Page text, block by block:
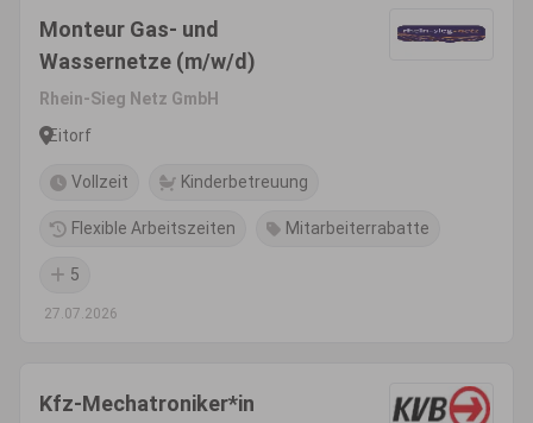
Monteur Gas- und
Wassernetze (m/w/d)
Rhein-Sieg Netz GmbH
Eitorf
Vollzeit Kinderbetreuung
Flexible Arbeitszeiten Mitarbeiterrabatte
5
27.07.2026
Kfz-Mechatroniker*in